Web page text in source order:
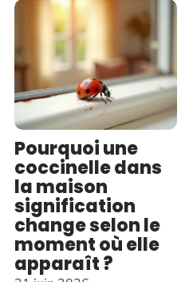
Pourquoi une
coccinelle dans
la maison
signification
change selon le
moment où elle
apparaît ?